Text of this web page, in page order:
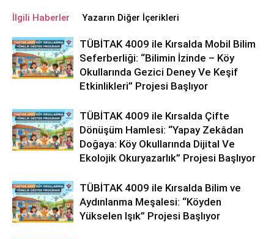
İlgili Haberler Yazarın Diğer İçerikleri
TÜBİTAK 4009 ile Kırsalda Mobil Bilim
Seferberliği: “Bilimin İzinde – Köy
Okullarında Gezici Deney Ve Keşif
Etkinlikleri” Projesi Başlıyor
TÜBİTAK 4009 ile Kırsalda Çifte
Dönüşüm Hamlesi: “Yapay Zekâdan
Doğaya: Köy Okullarında Dijital Ve
Ekolojik Okuryazarlık” Projesi Başlıyor
TÜBİTAK 4009 ile Kırsalda Bilim ve
Aydınlanma Meşalesi: “Köyden
Yükselen Işık” Projesi Başlıyor